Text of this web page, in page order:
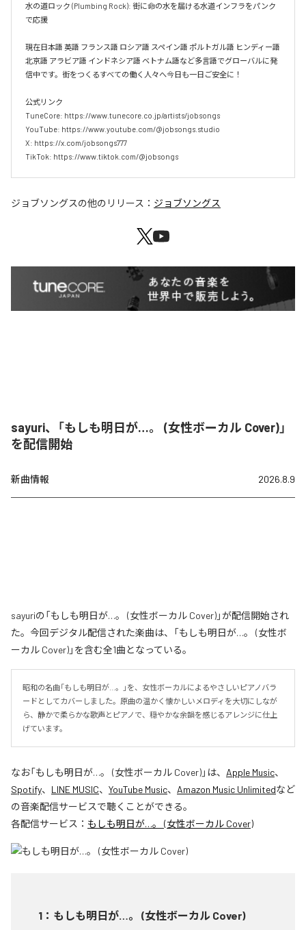
水の道ロック (Plumbing Rock): 街に命の水を届ける水道インフラをパンク
で応援
現在日本語 英語 フランス語 ロシア語 スペイン語 ポルトガル語 ヒンディー語
北京語 アラビア語 インドネシア語 ベトナム語など多言語でグローバルに発
信中です。街をつくるすべての働く人々へ今日も一日ご安全に！
公式リンク
TuneCore: https://www.tunecore.co.jp/artists/jobsongs
YouTube: https://www.youtube.com/@jobsongs.studio
X: https://x.com/jobsongs777
TikTok: https://www.tiktok.com/@jobsongs
ジョブソングスの他のリリース： ジョブソングス
sayuri、「もしも明日が…。 (女性ボーカル Cover)」
を配信開始
新曲情報 2026.8.9
sayuriの「もしも明日が…。 (女性ボーカル Cover)」が配信開始され
た。今回デジタル配信された楽曲は、「もしも明日が…。 (女性ボ
ーカル Cover)」を含む全1曲となっている。
昭和の名曲「もしも明日が…。」を、女性ボーカルによるやさしいピアノバラ
ードとしてカバーしました。原曲の温かく懐かしいメロディを大切にしなが
ら、静かで柔らかな歌声とピアノで、穏やかな余韻を感じるアレンジに仕上
げています。
なお「もしも明日が…。 (女性ボーカル Cover)」は、 Apple Music、
Spotify、 LINE MUSIC、 YouTube Music、 Amazon Music Unlimitedなど
の音楽配信サービスで聴くことができる。
各配信サービス： もしも明日が…。 (女性ボーカル Cover)
1 ： もしも明日が…。 (女性ボーカル Cover)